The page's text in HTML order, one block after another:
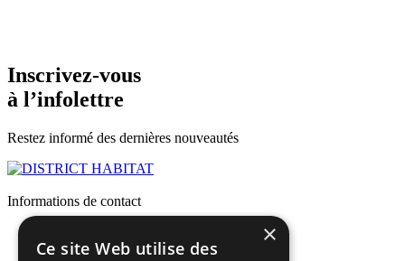
Inscrivez-vous
à l’infolettre
Restez informé des dernières nouveautés
Informations de contact
514 354-8722
×
Ce site Web utilise des